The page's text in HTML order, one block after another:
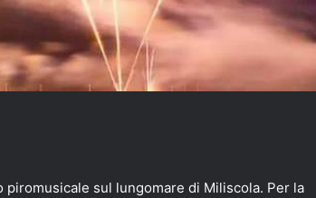
piromusicale sul lungomare di Miliscola. Per la